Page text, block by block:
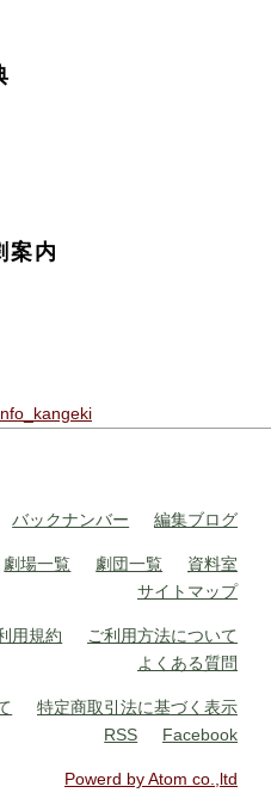
案内
バックナンバー 編集ブログ
劇場一覧 劇団一覧
資料室
サイトマップ
用規約
ご利用方法について
よくある質問
特定商取引法に基づく表示
RSS
Facebook
Powerd by Atom co.,ltd